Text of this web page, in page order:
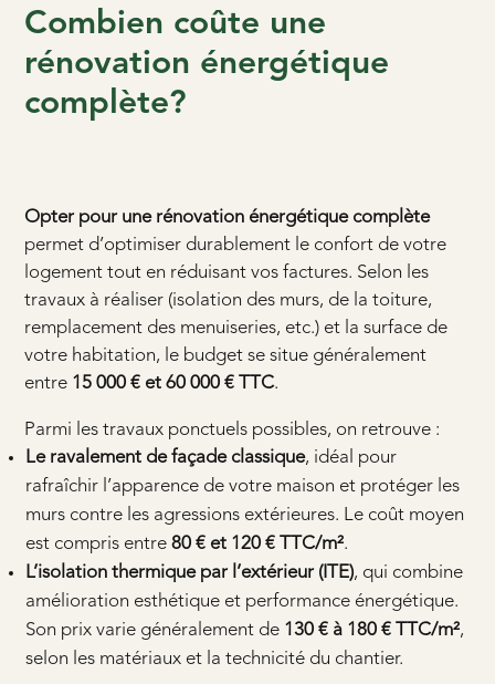
Combien coûte une
rénovation énergétique
complète?
Opter pour une rénovation énergétique complète
permet d’optimiser durablement le confort de votre
logement tout en réduisant vos factures. Selon les
travaux à réaliser (isolation des murs, de la toiture,
remplacement des menuiseries, etc.) et la surface de
votre habitation, le budget se situe généralement
entre 15 000 € et 60 000 € TTC.
Parmi les travaux ponctuels possibles, on retrouve :
Le ravalement de façade classique, idéal pour
rafraîchir l’apparence de votre maison et protéger les
murs contre les agressions extérieures. Le coût moyen
est compris entre80 € et 120 € TTC/m².
L’isolation thermique par l’extérieur (ITE), qui combine
amélioration esthétique et performance énergétique.
Son prix varie généralement de 130 € à 180 € TTC/m²,
selon les matériaux et la technicité du chantier.